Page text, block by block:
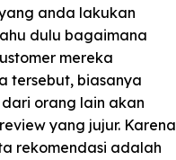
anda lakukan
dulu bagaimana
mereka
tersebut, biasanya
orang lain akan
yang jujur. Karena
rekomendasi adalah